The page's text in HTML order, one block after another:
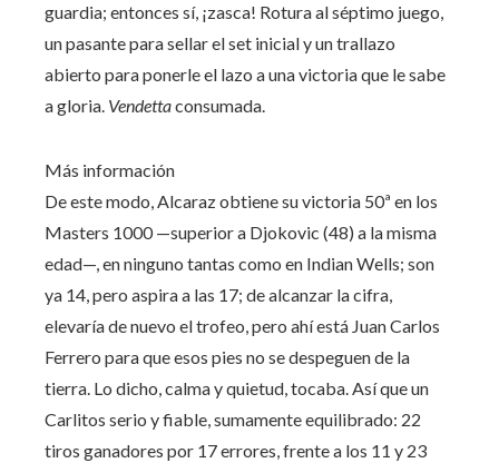
guardia; entonces sí, ¡zasca! Rotura al séptimo juego,
un pasante para sellar el set inicial y un trallazo
abierto para ponerle el lazo a una victoria que le sabe
a gloria. Vendettaconsumada.
Más información
De este modo, Alcaraz obtiene su victoria 50ª en los
Masters 1000 —superior a Djokovic (48) a la misma
edad—, en ninguno tantas como en Indian Wells; son
ya 14, pero aspira a las 17; de alcanzar la cifra,
elevaría de nuevo el trofeo, pero ahí está Juan Carlos
Ferrero para que esos pies no se despeguen de la
tierra. Lo dicho, calma y quietud, tocaba. Así que un
Carlitos serio y fiable, sumamente equilibrado: 22
tiros ganadores por 17 errores, frente a los 11 y 23